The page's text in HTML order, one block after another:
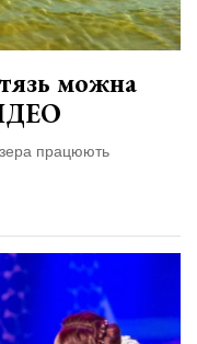
можна
працюють